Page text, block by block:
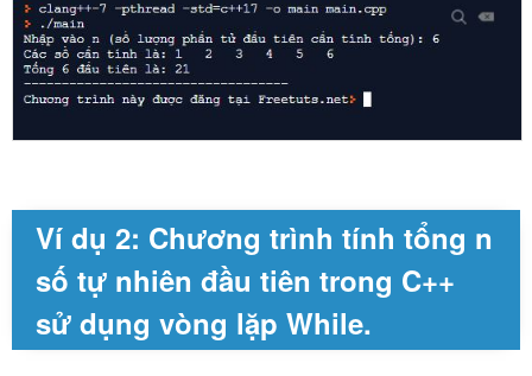
Ví dụ 2: Chương trình tính tổng n
số tự nhiên đầu tiên trong C++
sử dụng vòng lặp While.